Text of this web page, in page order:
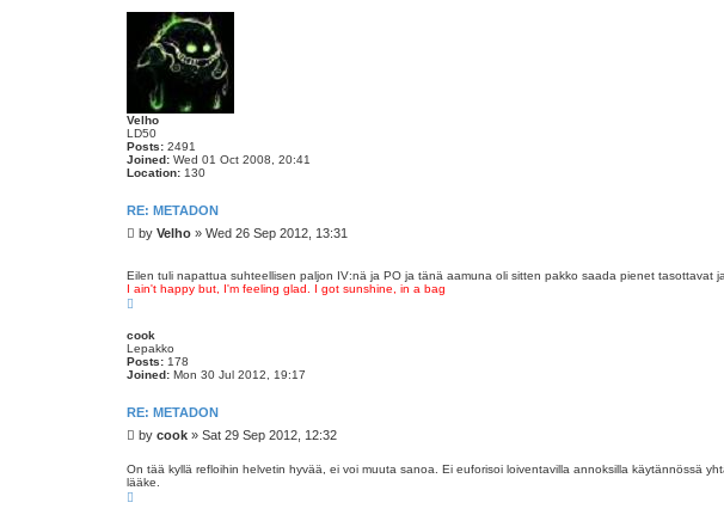
p
Velho
LD50
Posts: 2491
Joined: Wed 01 Oct 2008, 20:41
Location: 130
RE: METADON
P
t
by Velho » Wed 26 Sep 2012, 13:31
Eilen tuli napattua suhteellisen paljon IV:nä ja PO ja tänä aamuna oli sitten pakko saada pienet tasottavat
I ain't happy but, I'm feeling glad. I got sunshine, in a bag
cook
Lepakko
Posts: 178
Joined: Mon 30 Jul 2012, 19:17
RE: METADON
P
s
t
by cook » Sat 29 Sep 2012, 12:32
On tää kyllä refloihin helvetin hyvää, ei voi muuta sanoa. Ei euforisoi loiventavilla annoksilla käytännössä
lääke.